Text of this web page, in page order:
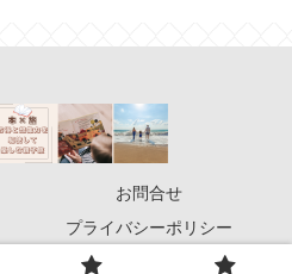
お問合せ
プライバシーポリシー
力を駆使して楽しむ親子旅.